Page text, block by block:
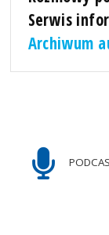
Serwis
Archiwum